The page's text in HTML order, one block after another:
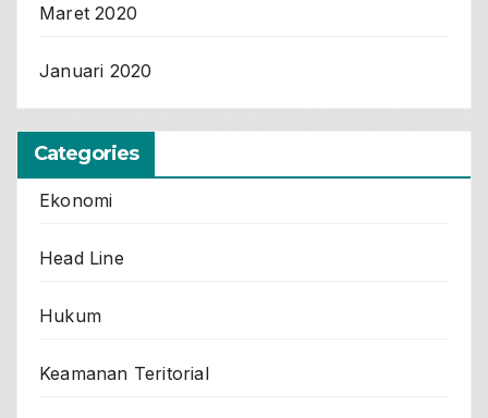
Maret 2020
Januari 2020
Categories
Ekonomi
Head Line
Hukum
Keamanan Teritorial